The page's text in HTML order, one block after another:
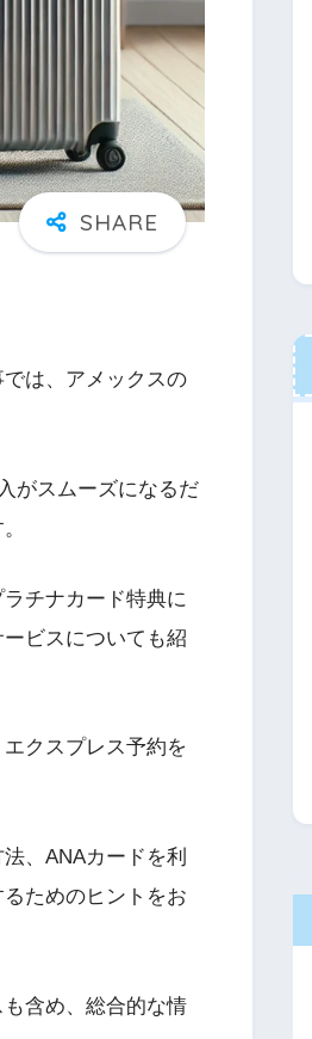
は、アメックスの
がスムーズになるだ
チナカード特典に
ビスについても紹
クスプレス予約を
、ANAカードを利
ためのヒントをお
含め、総合的な情